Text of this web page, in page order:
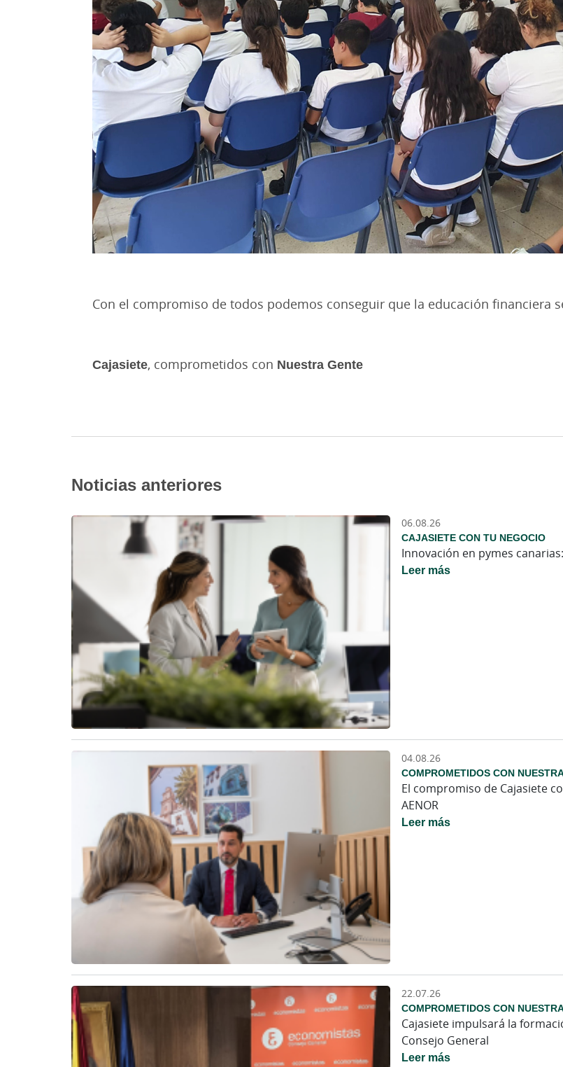
Con el compromiso de todos podemos conseguir que la educación financiera
Cajasiete, comprometidos con Nuestra Gente
Noticias anteriores
06.08.26
CAJASIETE CON TU NEGOCIO
Innovación en pymes
Leer más
04.08.26
COMPROMETIDOS CON
El compromiso de Cajasiete
AENOR
Leer más
22.07.26
COMPROMETIDOS CON
Cajasiete impulsará la
Consejo General
Leer más